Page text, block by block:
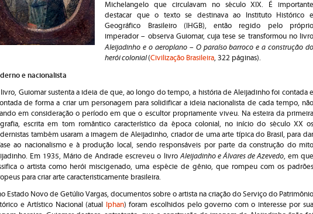
Michelangelo que circulavam no século XIX. É importante
destacar que o texto se destinava ao Instituto Histórico e
Geográfico Brasileiro (IHGB), então regido pelo próprio
imperador – observa Guiomar, cuja tese se transformou no livro
Aleijadinho e o aeroplano – O paraíso barroco e a construção do
herói colonial(Civilização Brasileira, 322 páginas).
e nacionalista
Guiomar sustenta a ideia de que, ao longo do tempo, a história de Aleijadinho foi contada e
de forma a criar um personagem para solidificar a ideia nacionalista de cada tempo, não
em consideração o período em que o escultor propriamente viveu. Na esteira da primeira
escrita em tom romântico característico da época colonial, no início do século XX os
também usaram a imagem de Aleijadinho, criador de uma arte típica do Brasil, para dar
ao nacionalismo e à produção local, sendo responsáveis por parte da construção do mito
Em 1935, Mário de Andrade escreveu o livroAleijadinho e Álvares de Azevedo, em que
o artista como herói miscigenado, uma espécie de gênio, que rompeu com os padrões
para criar arte caracteristicamente brasileira.
Estado Novo de Getúlio Vargas, documentos sobre o artista na criação do Serviço do Patrimônio
e Artístico Nacional (atual Iphan) foram escolhidos pelo governo com o interesse por sua